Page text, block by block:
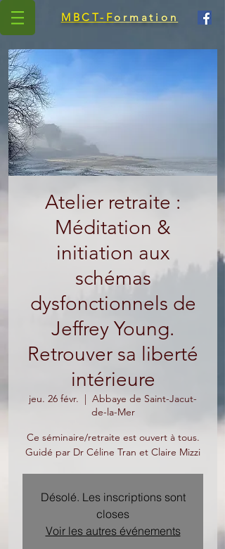
MBCT-Formation
Atelier retraite :
Méditation &
initiation aux
schémas
dysfonctionnels de
Jeffrey Young.
Retrouver sa liberté
intérieure
jeu. 26 févr.
  |
Abbaye de Saint-Jacut-
de-la-Mer
Ce séminaire/retraite est ouvert à tous.
Guidé par Dr Céline Tran et Claire Mizzi
Désolé. Les inscriptions sont
closes
Voir les autres événements